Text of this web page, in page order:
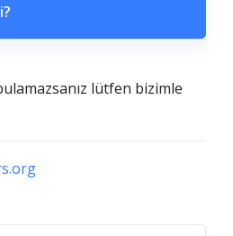
lütfen bizimle